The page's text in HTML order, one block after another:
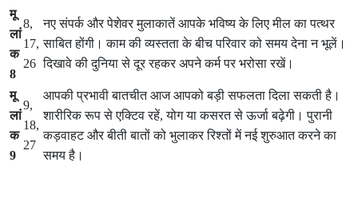
मू
लां
क
8
8,
17,
26
नए संपर्क और पेशेवर मुलाकातें आपके भविष्य के लिए मील का पत्थर
साबित होंगी। काम की व्यस्तता के बीच परिवार को समय देना न भूलें।
दिखावे की दुनिया से दूर रहकर अपने कर्म पर भरोसा रखें।
मू
लां
क
9
9,
18,
27
आपकी प्रभावी बातचीत आज आपको बड़ी सफलता दिला सकती है।
शारीरिक रूप से एक्टिव रहें, योग या कसरत से ऊर्जा बढ़ेगी। पुरानी
कड़वाहट और बीती बातों को भुलाकर रिश्तों में नई शुरुआत करने का
समय है।